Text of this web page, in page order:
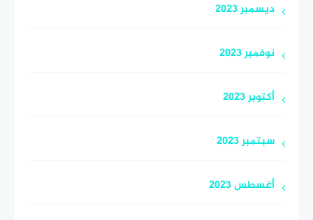
ديسمبر 2023
نوفمبر 2023
أكتوبر 2023
سبتمبر 2023
أغسطس 2023